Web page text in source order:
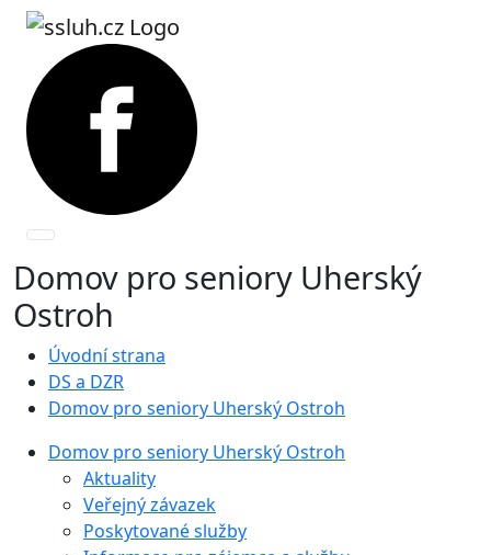
Domov pro seniory Uherský
Ostroh
Úvodní strana
DS a DZR
Domov pro seniory Uherský Ostroh
Domov pro seniory Uherský Ostroh
Aktuality
Veřejný závazek
Poskytované služby